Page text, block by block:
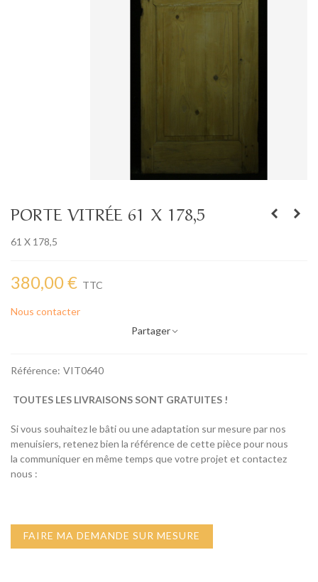
PORTE VITRÉE 61 X 178,5
61 X 178,5
380,00 € TTC
Nous contacter
Partager
Référence: VIT0640
TOUTES LES LIVRAISONS SONT GRATUITES !
Si vous souhaitez le bâti ou une adaptation sur mesure par nos
menuisiers, retenez bien la référence de cette pièce pour nous
la communiquer en même temps que votre projet et contactez
nous :
FAIRE MA DEMANDE SUR MESURE